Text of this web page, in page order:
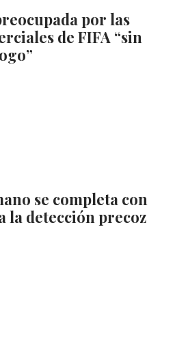
por las
de FIFA “sin
se completa con
la detección precoz